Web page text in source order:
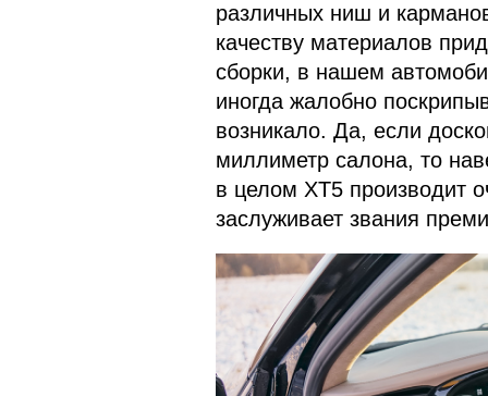
различных ниш и
качеству материалов
сборки, в нашем
иногда жалобно
возникало. Да, если
миллиметр салона, то
в целом XT5 производит
заслуживает звания